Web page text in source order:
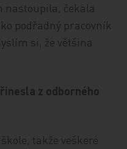
nastoupila, čekala
podřadný pracovník
si, že většina
z odborného
takže veškeré